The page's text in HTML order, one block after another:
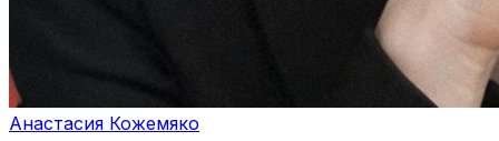
Анастасия Кожемяко